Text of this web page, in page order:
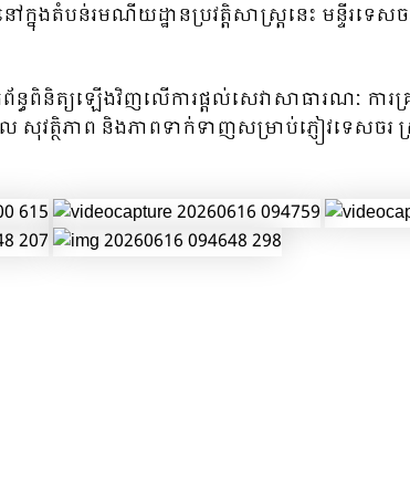
នុងតំបន់រមណីយដ្ឋានប្រវត្តិសាស្ត្រនេះ មន្ទីរទ
ធពិនិត្យឡើងវិញលើការផ្តល់សេវាសាធារណៈ ការ
សុវត្ថិភាព និងភាពទាក់ទាញសម្រាប់ភ្ញៀវទេសច